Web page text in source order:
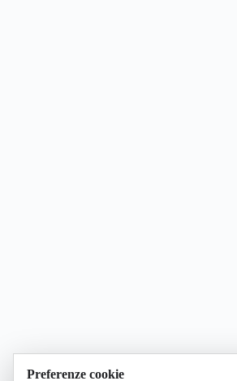
Preferenze cookie